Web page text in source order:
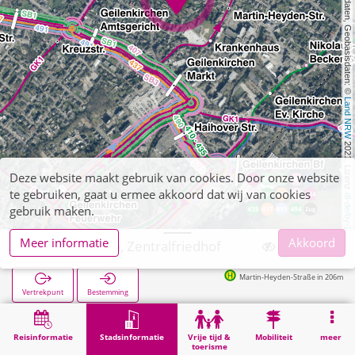
, Kartendaten, Geobasisdaten: ©
Land NRW
2021, Lizenz
dl-de/by-2-0
Reisinformatie Stadsinformatie
Vrije tijd &
toerisme
Mobiliteit meer
Geilenkirchen, Zentralfriedhof
Vertrekpunt Bestemming
Martin-Heyden-Straße in 206m
Stadsinformatie Begraafplaatsen Geilenkirchen, Zentralfriedhof
Deze website maakt gebruik van cookies. Door onze website
te gebruiken, gaat u ermee akkoord dat wij van cookies
gebruik maken.
Meer informatie
Akkoord